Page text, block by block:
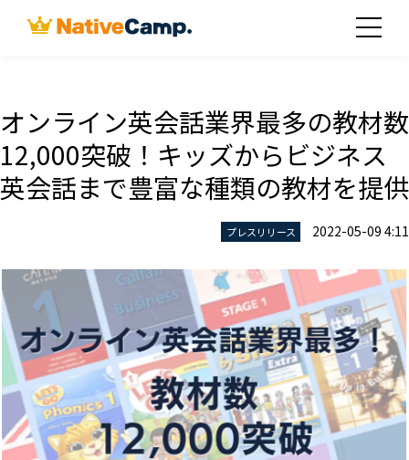
オンライン英会話業界最多の教材数
12,000突破！キッズからビジネス
英会話まで豊富な種類の教材を提供
プレスリリース 2022-05-09 4:11